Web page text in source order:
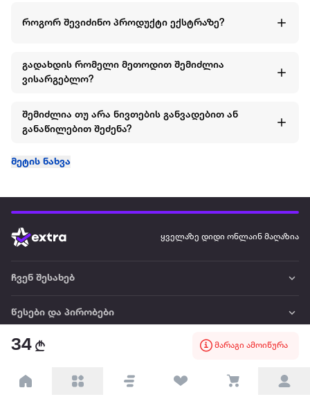
34 მარაგი ამოიწურა
როგორ შევიძინო პროდუქტი ექსტრაზე?
გადახდის რომელი მეთოდით შემიძლია
ვისარგებლო?
შემიძლია თუ არა ნივთების განვადებით ან
განაწილებით შეძენა?
მეტის ნახვა
ყველაზე დიდი ონლაინ მაღაზია
ჩვენ შესახებ
წესები და პირობები
პარტნიორებისთვის
ტრენდული